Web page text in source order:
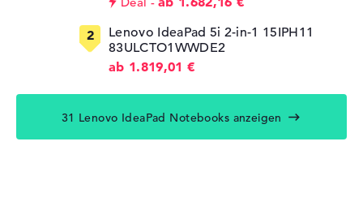
Lenovo IdeaPad 5i 2-in-1 15IPH11
83ULCTO1WWDE2
ab 1.819,01 €
31 Lenovo IdeaPad Notebooks anzeigen